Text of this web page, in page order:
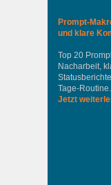
Prompt-
und klare
Top 20
Nacharbeit,
Tage-Routine.
Jetzt